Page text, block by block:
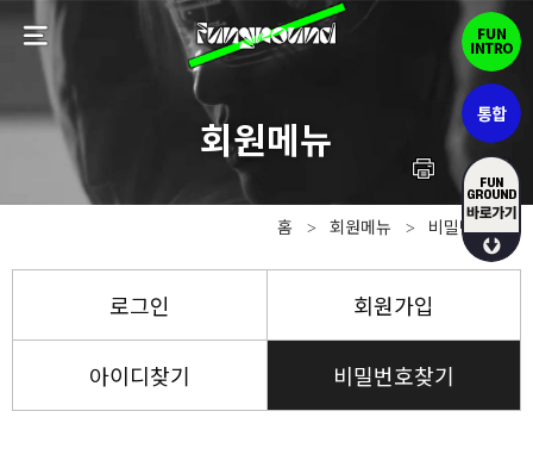
로그인 회원가입
아이디찾기 비밀번호찾기
홈 > 회원메뉴 > 비밀번호찾기